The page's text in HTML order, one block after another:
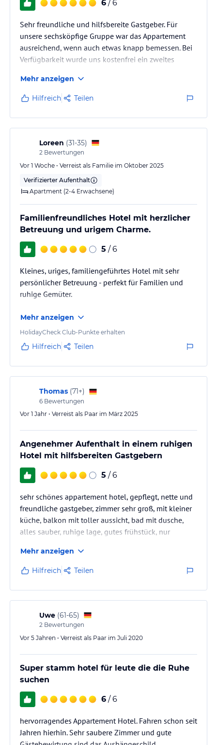
Wir bieten Frühstück vom Buffet oder unseren Brötchenservice an.
Des Weiteren steht unseren Gästen eine große Auswahl an
Getränken und Snacks jederzeit zur Verfügung.
Sie können bei uns auch hauseigene E-Bikes oder im Winter
Schneeschuhe kostenfrei ausleihen.
Das Wintergartenstüberl lädt ein zu gemütlichen Abendstunden
und kann von unseren Gästen jederzeit genutzt werden.
Allgemeine und unverbindliche
Hoteliers-/Veranstalter-/Kataloginformationen. Alle Angaben
ohne Gewähr und ohne Prüfung durch HolidayCheck. Bitte
6 / 6
Sehr freundliche und hilfsbereite Gastgeber. Für
unsere sechsköpfige Gruppe war das Appartement
ausreichend, wenn auch etwas knapp bemessen. Bei
Verfügbarkeit wurde uns kostenfrei ein zweites
wussten.
Die Massage konnte kurzfristig gebucht werden und
war hervorragend.
Mehr anzeigen
Hilfreich Teilen
Loreen (31-35)
2 Bewertungen
Vor 1 Woche • Verreist als Familie im Oktober 2025
Verifizierter Aufenthalt
Apartment (2-4 Erwachsene)
Familienfreundliches Hotel mit herzlicher
Betreuung und urigem Charme.
5 / 6
Kleines, uriges, familiengeführtes Hotel mit sehr
persönlicher Betreuung - perfekt für Familien und
ruhige Gemüter.
Mehr anzeigen
HolidayCheck Club-Punkte erhalten
Hilfreich Teilen
Thomas (71+)
6 Bewertungen
Vor 1 Jahr • Verreist als Paar im März 2025
Angenehmer Aufenthalt in einem ruhigen
Hotel mit hilfsbereiten Gastgebern
5 / 6
sehr schönes appartement hotel, gepflegt, nette und
freundliche gastgeber, zimmer sehr groß, mit kleiner
küche, balkon mit toller aussicht, bad mit dusche,
alles sauber, ruhige lage, gutes frühstück, nur
Mehr anzeigen
Hilfreich Teilen
Uwe (61-65)
2 Bewertungen
Vor 5 Jahren • Verreist als Paar im Juli 2020
Super stamm hotel für leute die die Ruhe
suchen
6 / 6
hervorragendes Appartement Hotel. Fahren schon seit
Jahren hierhin. Sehr saubere Zimmer und gute